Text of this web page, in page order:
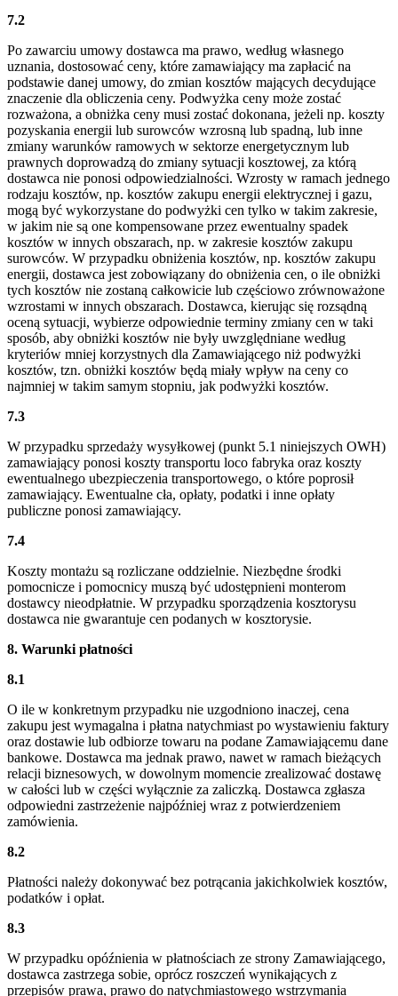
7.2
Po zawarciu umowy dostawca ma prawo, według własnego
uznania, dostosować ceny, które zamawiający ma zapłacić na
podstawie danej umowy, do zmian kosztów mających decydujące
znaczenie dla obliczenia ceny. Podwyżka ceny może zostać
rozważona, a obniżka ceny musi zostać dokonana, jeżeli np. koszty
pozyskania energii lub surowców wzrosną lub spadną, lub inne
zmiany warunków ramowych w sektorze energetycznym lub
prawnych doprowadzą do zmiany sytuacji kosztowej, za którą
dostawca nie ponosi odpowiedzialności. Wzrosty w ramach jednego
rodzaju kosztów, np. kosztów zakupu energii elektrycznej i gazu,
mogą być wykorzystane do podwyżki cen tylko w takim zakresie,
w jakim nie są one kompensowane przez ewentualny spadek
kosztów w innych obszarach, np. w zakresie kosztów zakupu
surowców. W przypadku obniżenia kosztów, np. kosztów zakupu
energii, dostawca jest zobowiązany do obniżenia cen, o ile obniżki
tych kosztów nie zostaną całkowicie lub częściowo zrównoważone
wzrostami w innych obszarach. Dostawca, kierując się rozsądną
oceną sytuacji, wybierze odpowiednie terminy zmiany cen w taki
sposób, aby obniżki kosztów nie były uwzględniane według
kryteriów mniej korzystnych dla Zamawiającego niż podwyżki
kosztów, tzn. obniżki kosztów będą miały wpływ na ceny co
najmniej w takim samym stopniu, jak podwyżki kosztów.
7.3
W przypadku sprzedaży wysyłkowej (punkt 5.1 niniejszych OWH)
zamawiający ponosi koszty transportu loco fabryka oraz koszty
ewentualnego ubezpieczenia transportowego, o które poprosił
zamawiający. Ewentualne cła, opłaty, podatki i inne opłaty
publiczne ponosi zamawiający.
7.4
Koszty montażu są rozliczane oddzielnie. Niezbędne środki
pomocnicze i pomocnicy muszą być udostępnieni monterom
dostawcy nieodpłatnie. W przypadku sporządzenia kosztorysu
dostawca nie gwarantuje cen podanych w kosztorysie.
8. Warunki płatności
8.1
O ile w konkretnym przypadku nie uzgodniono inaczej, cena
zakupu jest wymagalna i płatna natychmiast po wystawieniu faktury
oraz dostawie lub odbiorze towaru na podane Zamawiającemu dane
bankowe. Dostawca ma jednak prawo, nawet w ramach bieżących
relacji biznesowych, w dowolnym momencie zrealizować dostawę
w całości lub w części wyłącznie za zaliczką. Dostawca zgłasza
odpowiedni zastrzeżenie najpóźniej wraz z potwierdzeniem
zamówienia.
8.2
Płatności należy dokonywać bez potrącania jakichkolwiek kosztów,
podatków i opłat.
8.3
W przypadku opóźnienia w płatnościach ze strony Zamawiającego,
dostawca zastrzega sobie, oprócz roszczeń wynikających z
przepisów prawa, prawo do natychmiastowego wstrzymania